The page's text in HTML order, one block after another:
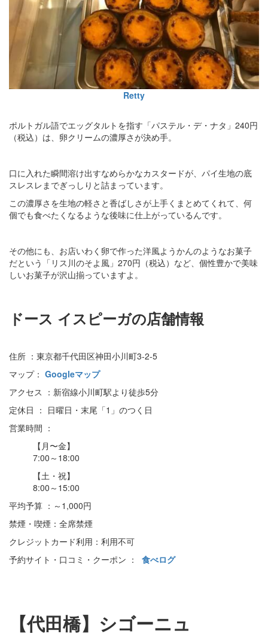
Retty
ポルトガル語でエッグタルトを指す「パステル・デ・ナタ」240円
（税込）は、卵クリームの濃厚さが決め手。
口に入れた瞬間溶け出すなめらかなカスタードが、パイ生地の底
スレスレまでぎっしりと詰まっています。
この濃厚さを生地の軽さと香ばしさが上手くまとめてくれて、何
個でも食べたくなるような後味に仕上がっているんです。
その他にも、お店いわく卵で作った洋風ようかんのようなお菓子
だという「リス川のそよ風」270円（税込）など、個性豊かで美味
しいお菓子が沢山揃っていますよ。
ドース イスピーガの店舗情報
住所 ：東京都千代田区神田小川町3-2-5
マップ： Googleマップ
アクセス ：新宿線小川町駅より徒歩5分
定休日 ： 日曜日・末尾「1」のつく日
営業時間 ：
【月〜金】
7:00～18:00
【土・祝】
8:00～15:00
平均予算 ：～1,000円
禁煙・喫煙：全席禁煙
クレジットカード利用：利用不可
予約サイト・口コミ・クーポン ： 食べログ
【代田橋】シゴーニュ